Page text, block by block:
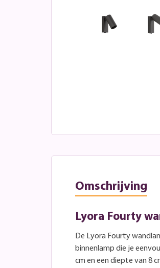
Omschrijving
Lyora Fourty
De Lyora Fourty
binnenlamp die je
cm en een diepte van 8